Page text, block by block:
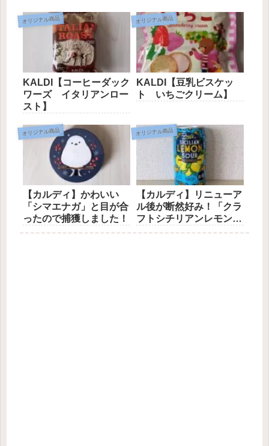
オリジナル商品
KALDI【コーヒーダック
ワーズ イタリアンロー
スト】
オリジナル商品
KALDI【豆乳ビスケッ
ト いちごクリーム】
オリジナル商品
【カルディ】かわいい
「シマエナガ」と目が合
ったので捕獲しました！
オリジナル商品
【カルディ】リニューア
ル後が断然好み！「クラ
フトシチリアンレモンサ